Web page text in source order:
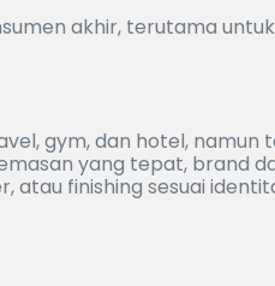
akhir, terutama
gym, dan hotel,
yang tepat, brand
atau finishing sesuai